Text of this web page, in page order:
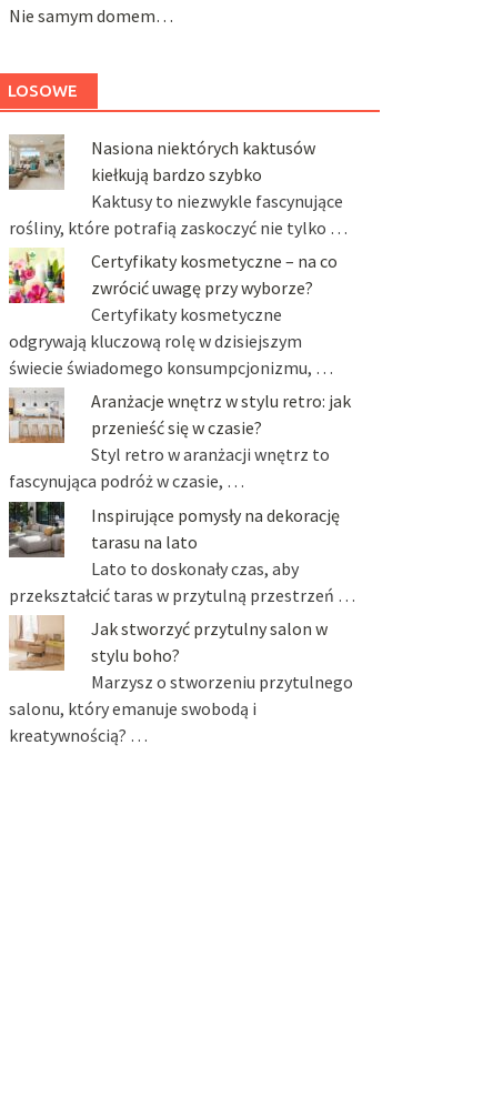
Nie samym domem…
LOSOWE
Nasiona niektórych kaktusów
kiełkują bardzo szybko
Kaktusy to niezwykle fascynujące
rośliny, które potrafią zaskoczyć nie tylko …
Certyfikaty kosmetyczne – na co
zwrócić uwagę przy wyborze?
Certyfikaty kosmetyczne
odgrywają kluczową rolę w dzisiejszym
świecie świadomego konsumpcjonizmu, …
Aranżacje wnętrz w stylu retro: jak
przenieść się w czasie?
Styl retro w aranżacji wnętrz to
fascynująca podróż w czasie, …
Inspirujące pomysły na dekorację
tarasu na lato
Lato to doskonały czas, aby
przekształcić taras w przytulną przestrzeń …
Jak stworzyć przytulny salon w
stylu boho?
Marzysz o stworzeniu przytulnego
salonu, który emanuje swobodą i
kreatywnością? …